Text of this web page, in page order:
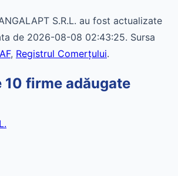
S.R.L. au fost actualizate
de 2026-08-08 02:43:25. Sursa
, Registrul Comerțului.
10 firme adăugate